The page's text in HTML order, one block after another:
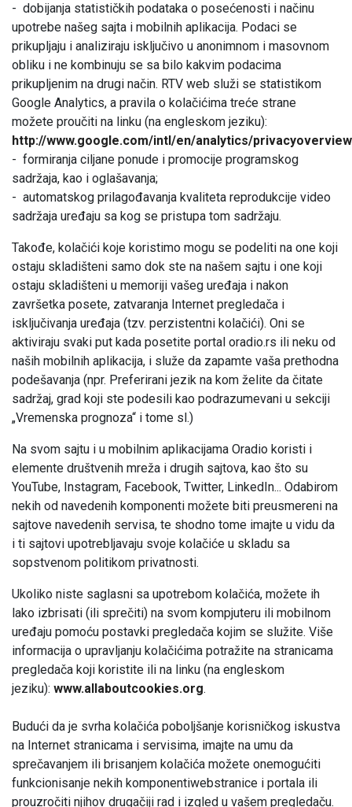
- dobijanja statističkih podataka o posećenosti i načinu
upotrebe našeg sajta i mobilnih aplikacija. Podaci se
prikupljaju i analiziraju isključivo u anonimnom i masovnom
obliku i ne kombinuju se sa bilo kakvim podacima
prikupljenim na drugi način. RTV web služi se statistikom
Google Analytics, a pravila o kolačićima treće strane
možete proučiti na linku (na engleskom jeziku):
http://www.google.com/intl/en/analytics/
- formiranja ciljane ponude i promocije programskog
sadržaja, kao i oglašavanja;
- automatskog prilagođavanja kvaliteta reprodukcije video
sadržaja uređaju sa kog se pristupa tom sadržaju.
Takođe, kolačići koje koristimo mogu se podeliti na one koji
ostaju skladišteni samo dok ste na našem sajtu i one koji
ostaju skladišteni u memoriji vašeg uređaja i nakon
završetka posete, zatvaranja Internet pregledača i
isključivanja uređaja (tzv. perzistentni kolačići). Oni se
aktiviraju svaki put kada posetite portal oradio.rs ili neku od
naših mobilnih aplikacija, i služe da zapamte vaša prethodna
podešavanja (npr. Preferirani jezik na kom želite da čitate
sadržaj, grad koji ste podesili kao podrazumevani u sekciji
„Vremenska prognoza“ i tome sl.)
Na svom sajtu i u mobilnim aplikacijama Oradio koristi i
elemente društvenih mreža i drugih sajtova, kao što su
YouTube, Instagram, Facebook, Twitter, LinkedIn... Odabirom
nekih od navedenih komponenti možete biti preusmereni na
sajtove navedenih servisa, te shodno tome imajte u vidu da
i ti sajtovi upotrebljavaju svoje kolačiće u skladu sa
sopstvenom politikom privatnosti.
Ukoliko niste saglasni sa upotrebom kolačića, možete ih
lako izbrisati (ili sprečiti) na svom kompjuteru ili mobilnom
uređaju pomoću postavki pregledača kojim se služite. Više
informacija o upravljanju kolačićima potražite na stranicama
pregledača koji koristite ili na linku (na engleskom
jeziku): www.allaboutcookies.org.
Budući da je svrha kolačića poboljšanje korisničkog iskustva
na Internet stranicama i servisima, imajte na umu da
sprečavanjem ili brisanjem kolačića možete onemogućiti
funkcionisanje nekih komponentiwebstranice i portala ili
prouzročiti njihov drugačiji rad i izgled u vašem pregledaču.